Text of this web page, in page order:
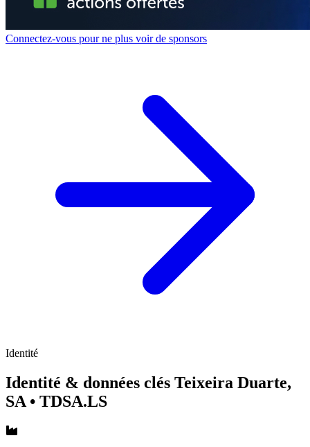
Connectez-vous pour ne plus voir de sponsors
Identité
Identité & données clés Teixeira Duarte,
SA • TDSA.LS